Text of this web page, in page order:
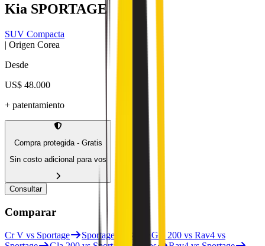
Kia SPORTAGE
SUV Compacta
| Origen Corea
Desde
US$ 48.000
+ patentamiento
Compra protegida - Gratis
Sin costo adicional para vos
Consultar
Comparar
Cr V vs Sportage Sportage vs X2
Gla 200 vs Rav4 vs